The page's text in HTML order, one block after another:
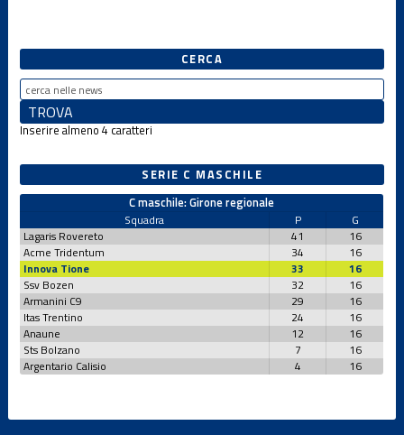
CERCA
Inserire almeno 4 caratteri
SERIE C MASCHILE
C maschile: Girone regionale
Squadra P
G
Lagaris Rovereto
41
16
Acme Tridentum
34
16
Innova Tione
33
16
Ssv Bozen
32
16
Armanini C9
29
16
Itas Trentino
24
16
Anaune
12
16
Sts Bolzano
7
16
Argentario Calisio
4 16